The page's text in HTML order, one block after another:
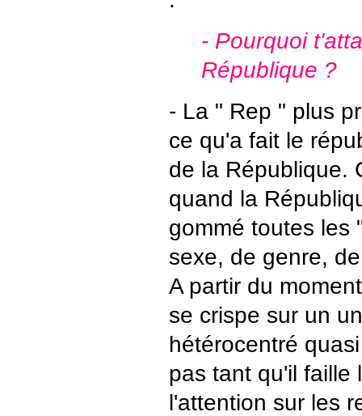
- Pourquoi
République ?
- La " Rep " plus
ce qu'a fait le
de la République.
quand la
gommé toutes les
sexe, de genre,
A partir du
se crispe sur un
hétérocentré
pas tant qu'il faille
l'attention sur les